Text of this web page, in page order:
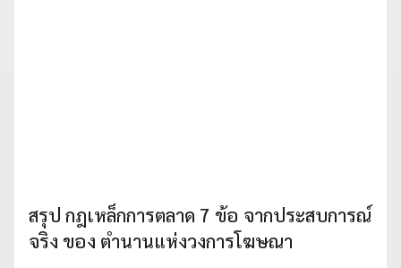
สรุป กฎเหล็กการตลาด 7 ข้อ จากประสบการณ์
จริง ของ ตำนานแห่งวงการโฆษณา